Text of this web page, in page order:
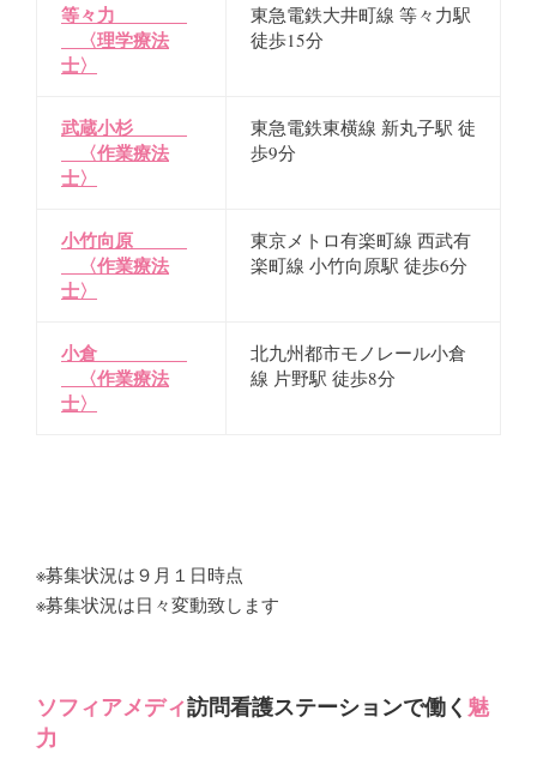
等々力
〈理学療法
士〉
東急電鉄大井町線 等々力駅
徒歩15分
武蔵小杉
〈作業療法
士〉
東急電鉄東横線 新丸子駅 徒
歩9分
小竹向原
〈作業療法
士〉
東京メトロ有楽町線 西武有
楽町線 小竹向原駅 徒歩6分
小倉
〈作業療法
士〉
北九州都市モノレール小倉
線 片野駅 徒歩8分
※募集状況は９月１日時点
※募集状況は日々変動致します
ソフィアメディ訪問看護ステーションで働く 魅
力